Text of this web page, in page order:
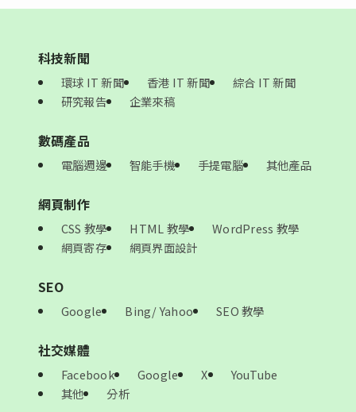
科技新聞
環球 IT 新聞 香港 IT 新聞
綜合 IT 新聞
研究報告
企業來稿
數碼產品
電腦週邊 智能手機 手提電腦 其他產品
網頁制作
CSS 教學 HTML 教學
WordPress 教學
網頁寄存
網頁界面設計
SEO
Google Bing/ Yahoo SEO 教學
社交媒體
Facebook Google X
YouTube
其他
分析